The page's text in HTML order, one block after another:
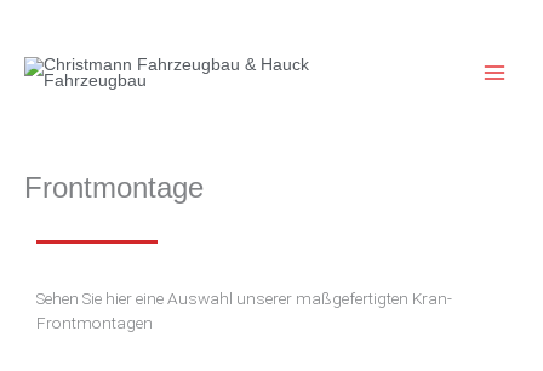
springen
Frontmontage
Sehen Sie hier eine Auswahl unserer maßgefertigten Kran-
Frontmontagen